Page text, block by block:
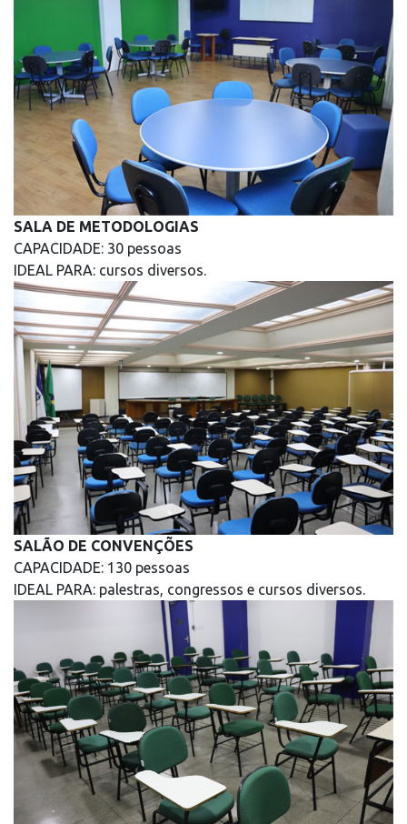
SALA DE METODOLOGIAS
CAPACIDADE: 30 pessoas
IDEAL PARA: cursos diversos.
SALÃO DE CONVENÇÕES
CAPACIDADE: 130 pessoas
IDEAL PARA: palestras, congressos e cursos diversos.